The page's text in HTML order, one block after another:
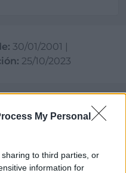
My Personal
to third parties, or
information for
30/01/2001 |
25/10/2023